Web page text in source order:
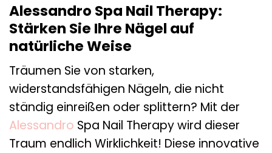
Alessandro Spa Nail Therapy:
Stärken Sie Ihre Nägel auf
natürliche Weise
Träumen Sie von starken,
widerstandsfähigen Nägeln, die nicht
ständig einreißen oder splittern? Mit der
Alessandro Spa Nail Therapy wird dieser
Traum endlich Wirklichkeit! Diese innovative